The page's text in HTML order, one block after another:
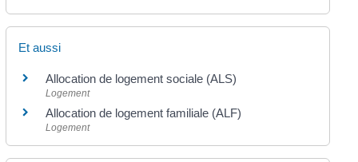
Et aussi
Allocation de logement sociale (ALS)
Logement
Allocation de logement familiale (ALF)
Logement